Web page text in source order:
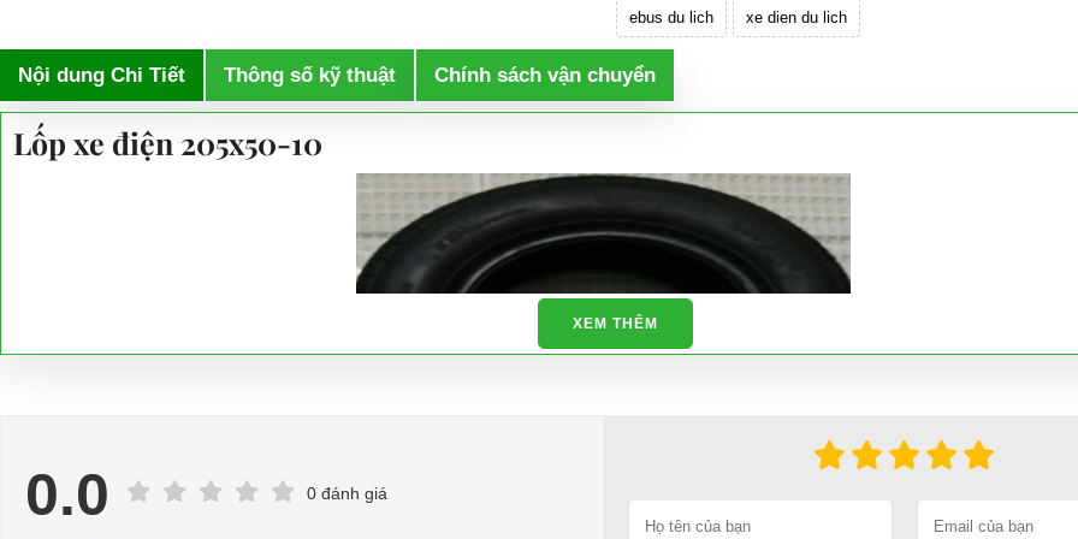
ebus du lich xe dien du lich
Nội dung Chi Tiết Thông số kỹ thuật Chính sách vận chuyển
Lốp xe điện 205x50-10
XEM THÊM
0.0 0 đánh giá